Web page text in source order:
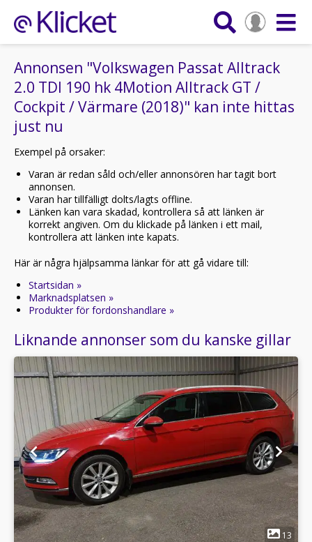
Annonsen "Volkswagen Passat Alltrack
2.0 TDI 190 hk 4Motion Alltrack GT /
Cockpit / Värmare (2018)" kan inte hittas
just nu
Exempel på orsaker:
Varan är redan såld och/eller annonsören har tagit bort
annonsen.
Varan har tillfälligt dolts/lagts offline.
Länken kan vara skadad, kontrollera så att länken är
korrekt angiven. Om du klickade på länken i ett mail,
kontrollera att länken inte kapats.
Här är några hjälpsamma länkar för att gå vidare till:
Startsidan »
Marknadsplatsen »
Produkter för fordonshandlare »
Liknande annonser som du kanske gillar
1
13